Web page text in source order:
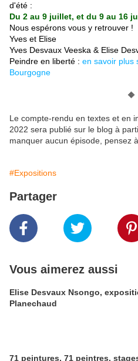
d'été :
Du 2 au 9 juillet, et du 9 au 16
Nous espérons vous y retrouver !
Yves et Elise
Yves Desvaux Veeska & Elise
Peindre en liberté : en savoir plus
Bourgogne
🔶
Le compte-rendu en textes et en
2022 sera publié sur le blog à
manquer aucun épisode, pensez
#Expositions
Partager
Vous aimerez aussi
Elise Desvaux Nsongo,
Planechaud
71 peintures, 71 peintres,